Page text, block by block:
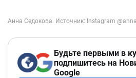
Будьте первыми в
подпишитесь на
Google